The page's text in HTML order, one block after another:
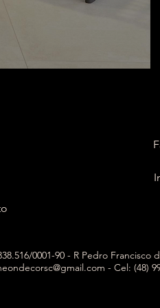
0001-90 - R Pedro Francisco
- Cel: (48)